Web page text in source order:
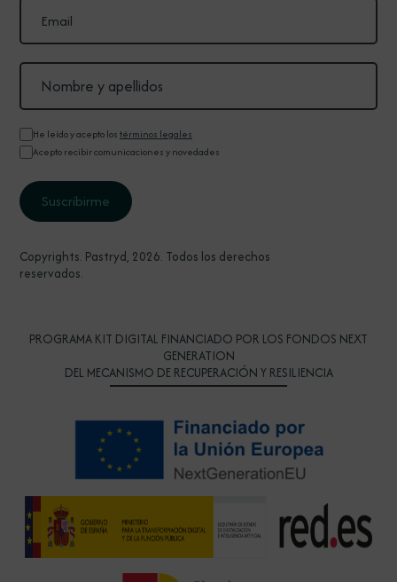
He leído y acepto lostérminos legales
Acepto recibir comunicaciones y novedades
Copyrights. Pastryd, 2026. Todos los derechos
reservados.
PROGRAMA KIT DIGITAL FINANCIADO POR LOS FONDOS NEXT
GENERATION
DEL MECANISMO DE RECUPERACIÓN Y RESILIENCIA